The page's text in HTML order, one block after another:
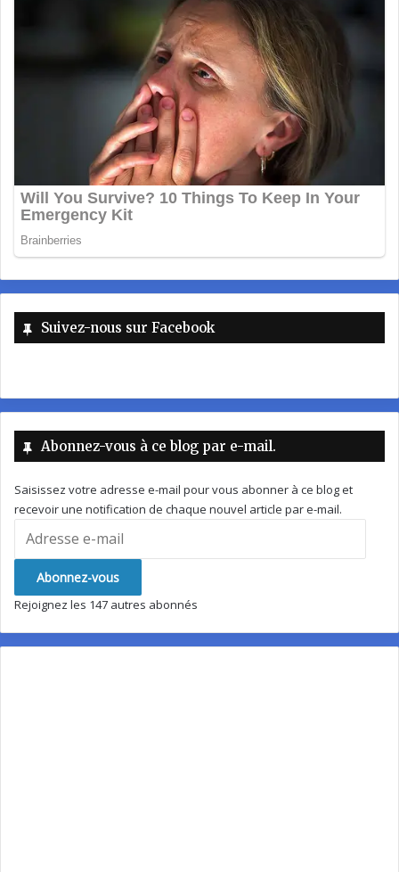
Suivez-nous sur Facebook
Abonnez-vous à ce blog par e-mail.
Saisissez votre adresse e-mail pour vous abonner à ce blog et
recevoir une notification de chaque nouvel article par e-mail.
Abonnez-vous
Rejoignez les 147 autres abonnés